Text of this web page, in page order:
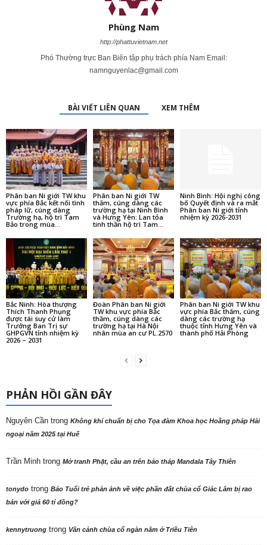
Phùng Nam
http://phattuvietnam.net
Phó Thường trực Ban Biên tập phụ trách phía Nam Email:
namnguyenlac@gmail.com
BÀI VIẾT LIÊN QUAN XEM THÊM
Phân ban Ni giới TW khu
vực phía Bắc kết nối tình
pháp lữ, cúng dàng
Trường hạ, hộ trì Tam
Bảo trong mùa...
Phân ban Ni giới TW
thăm, cúng dàng các
trường hạ tại Ninh Bình
và Hưng Yên: Lan tỏa
tinh thần hộ trì Tam...
Ninh Bình: Hội nghị công
bố Quyết định và ra mắt
Phân ban Ni giới tỉnh
nhiệm kỳ 2026-2031
Bắc Ninh: Hòa thượng
Thích Thanh Phụng
được tái suy cử làm
Trưởng Ban Trị sự
GHPGVN tỉnh nhiệm kỳ
2026 – 2031
Đoàn Phân ban Ni giới
TW khu vực phía Bắc
thăm, cúng dàng các
trường hạ tại Hà Nội
nhân mùa an cư PL.2570
Phân ban Ni giới TW khu
vực phía Bắc thăm, cúng
dàng các trường hạ
thuộc tỉnh Hưng Yên và
thành phố Hải Phòng
PHẢN HỒI GẦN ĐÂY
Nguyên Cần trong Không khí chuẩn bị cho Tọa đàm Khoa học Hoằng pháp Hải
ngoại năm 2025 tại Huế
Trần Minh trong Mở tranh Phật, cầu an trên bảo tháp Mandala Tây Thiên
tonydo trong Báo Tuổi trẻ phản ảnh về việc phần đất chùa cổ Giác Lâm bị rao
bán với giá 60 tỉ đồng?
kennytruong trong Vãn cảnh chùa cổ ngàn năm ở Triều Tiên